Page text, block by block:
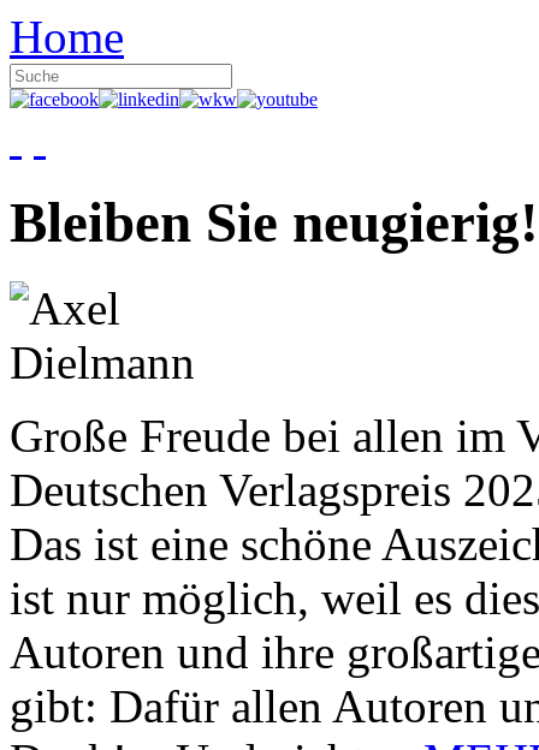
Home
Bleiben Sie neugierig!
Große Freude bei allen im
Deutschen Verlagspreis
Das ist eine schöne
ist nur möglich, weil es
Autoren und ihre
gibt: Dafür allen Autoren